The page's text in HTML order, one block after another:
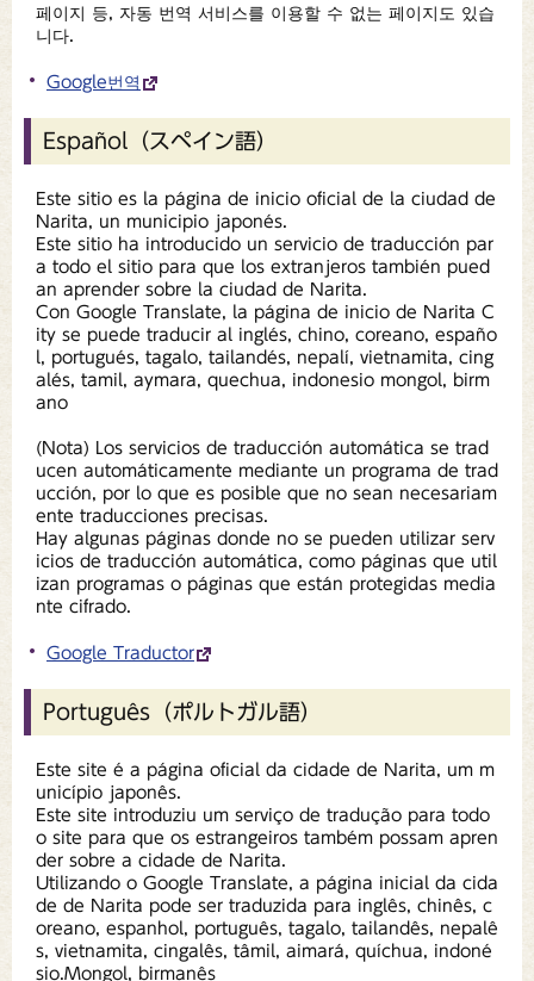
페이지 등, 자동 번역 서비스를 이용할 수 없는 페이지도 있습
니다.
Google번역
Español（スペイン語）
Este sitio es la página de inicio oficial de la ciudad de
Narita, un municipio japonés.
Este sitio ha introducido un servicio de traducción par
a todo el sitio para que los extranjeros también pued
an aprender sobre la ciudad de Narita.
Con Google Translate, la página de inicio de Narita C
ity se puede traducir al inglés, chino, coreano, españo
l, portugués, tagalo, tailandés, nepalí, vietnamita, cing
alés, tamil, aymara, quechua, indonesio mongol, birm
ano
(Nota) Los servicios de traducción automática se trad
ucen automáticamente mediante un programa de trad
ucción, por lo que es posible que no sean necesariam
ente traducciones precisas.
Hay algunas páginas donde no se pueden utilizar serv
icios de traducción automática, como páginas que util
izan programas o páginas que están protegidas media
nte cifrado.
Google Traductor
Português（ポルトガル語）
Este site é a página oficial da cidade de Narita, um m
unicípio japonês.
Este site introduziu um serviço de tradução para todo
o site para que os estrangeiros também possam apren
der sobre a cidade de Narita.
Utilizando o Google Translate, a página inicial da cida
de de Narita pode ser traduzida para inglês, chinês, c
oreano, espanhol, português, tagalo, tailandês, nepalê
s, vietnamita, cingalês, tâmil, aimará, quíchua, indoné
sio.Mongol, birmanês